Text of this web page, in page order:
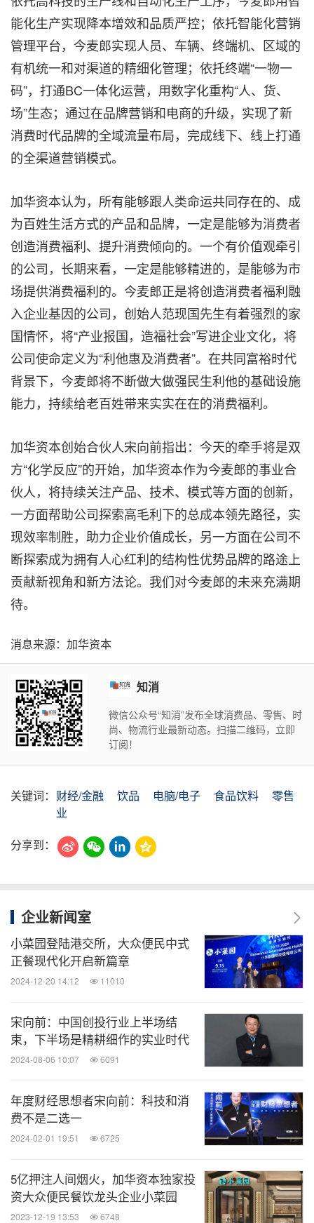
能化生产实现降本增效和品质严控；依托智能化营销
管理平台，今麦郎实现人员、车辆、终端机、区域的
有机统一和对渠道的精细化管理；依托终端“一物一
码”，打通BC一体化运营，用数字化重构“人、货、
场”生态；通过在品牌营销和电商的升级，实现了新
消费时代品牌的全域流量布局，完成线下、线上打通
的全渠道营销模式。
加华资本认为，所有能够跟人类命运共同存在的、 成
为百姓生活方式的产品和品牌，一定是能够为消费者
创造消费福利、 提升消费倾向的。一个有价值观牵引
的公司，长期来看，一定是能够精进的，是能够为市
场提供消费福利的。今麦郎正是将创造消费者福利融
入企业基因的公司，创始人范现国先生有着强烈的家
国情怀，将“产业报国，造福社会”写进企业文化，将
公司使命定义为“利他惠及消费者”。在共同富裕时代
背景下，今麦郎将不断做大做强民生利他的基础设施
能力，持续给老百姓带来实实在在的消费福利。
加华资本创始合伙人宋向前指出：今天的牵手将是双
方“化学反应”的开始，加华资本作为今麦郎的事业合
伙人，将持续关注产品、技术、模式等方面的创新，
一方面帮助公司探索高毛利下的总成本领先路径，实
现效率制胜，助力企业价值成长，另一方面在公司不
断探索成为拥有人心红利的结构性优势品牌的路途上
贡献新视角和新方法论。我们对今麦郎的未来充满期
待。
消息来源：加华资本
知消
微信公众号“知消”发布全球消费品、零售、时
尚、物流行业最新动态。扫描二维码，立即
订阅！
关键词： 财经/金融 饮品 电脑/电子 食品饮料
零售
业
分享到：
企业新闻室
小菜园登陆港交所，大众便民中式
正餐现代化开启新篇章
2024-12-20 14:12 11010
宋向前：中国创投行业上半场结
束，下半场是精耕细作的实业时代
2024-08-06 10:07 6091
年度财经思想者宋向前：科技和消
费不是二选一
2024-02-01 19:51 6725
5亿押注人间烟火，加华资本独家投
资大众便民餐饮龙头企业小菜园
2023-12-19 13:53 6748